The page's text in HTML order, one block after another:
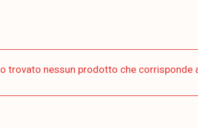
trovato nessun prodotto che corrisponde